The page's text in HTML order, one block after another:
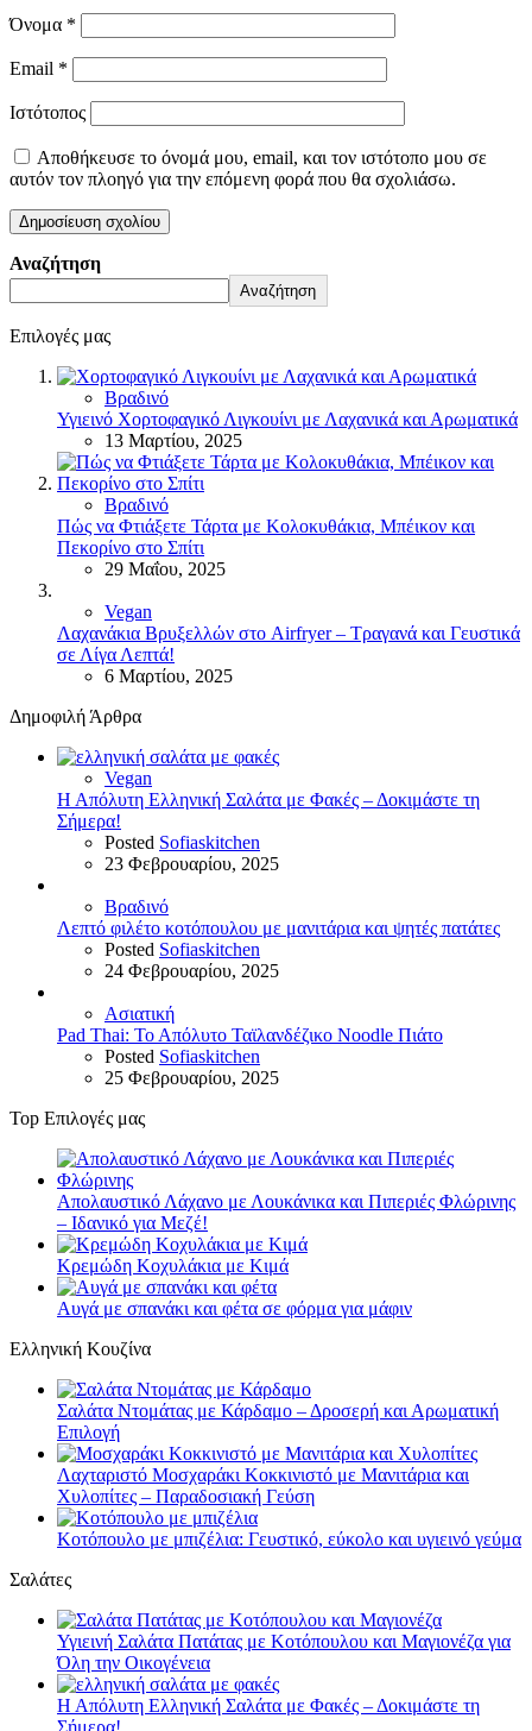
Όνομα *
Email *
Ιστότοπος
Αποθήκευσε το όνομά μου, email, και τον ιστότοπο μου σε
αυτόν τον πλοηγό για την επόμενη φορά που θα σχολιάσω.
Αναζήτηση
Αναζήτηση
Επιλογές μας
Βραδινό
Υγιεινό Χορτοφαγικό Λιγκουίνι με Λαχανικά και Αρωματικά
13 Μαρτίου, 2025
Βραδινό
Πώς να Φτιάξετε Τάρτα με Κολοκυθάκια, Μπέικον και
Πεκορίνο στο Σπίτι
29 Μαΐου, 2025
Vegan
Λαχανάκια Βρυξελλών στο Airfryer – Τραγανά και Γευστικά
σε Λίγα Λεπτά!
6 Μαρτίου, 2025
Δημοφιλή Άρθρα
Vegan
Η Απόλυτη Ελληνική Σαλάτα με Φακές – Δοκιμάστε τη
Σήμερα!
Posted Sofiaskitchen
23 Φεβρουαρίου, 2025
Βραδινό
Λεπτό φιλέτο κοτόπουλου με μανιτάρια και ψητές πατάτες
Posted Sofiaskitchen
24 Φεβρουαρίου, 2025
Ασιατική
Pad Thai: Το Απόλυτο Ταϊλανδέζικο Noodle Πιάτο
Posted Sofiaskitchen
25 Φεβρουαρίου, 2025
Top Επιλογές μας
Απολαυστικό Λάχανο με Λουκάνικα και Πιπεριές Φλώρινης
– Ιδανικό για Μεζέ!
Κρεμώδη Κοχυλάκια με Κιμά
Αυγά με σπανάκι και φέτα σε φόρμα για μάφιν
Ελληνική Κουζίνα
Σαλάτα Ντομάτας με Κάρδαμο – Δροσερή και Αρωματική
Επιλογή
Λαχταριστό Μοσχαράκι Κοκκινιστό με Μανιτάρια και
Χυλοπίτες – Παραδοσιακή Γεύση
Κοτόπουλο με μπιζέλια: Γευστικό, εύκολο και υγιεινό γεύμα
Σαλάτες
Υγιεινή Σαλάτα Πατάτας με Κοτόπουλου και Μαγιονέζα για
Όλη την Οικογένεια
Η Απόλυτη Ελληνική Σαλάτα με Φακές – Δοκιμάστε τη
Σήμερα!